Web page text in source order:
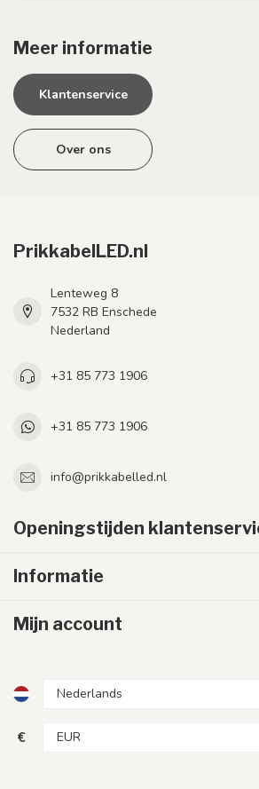
Meer informatie
Klantenservice
Over ons
PrikkabelLED.nl
Lenteweg 8
7532 RB Enschede
Nederland
+31 85 773 1906
+31 85 773 1906
info@prikkabelled.nl
Openingstijden
Informatie
Mijn account
€